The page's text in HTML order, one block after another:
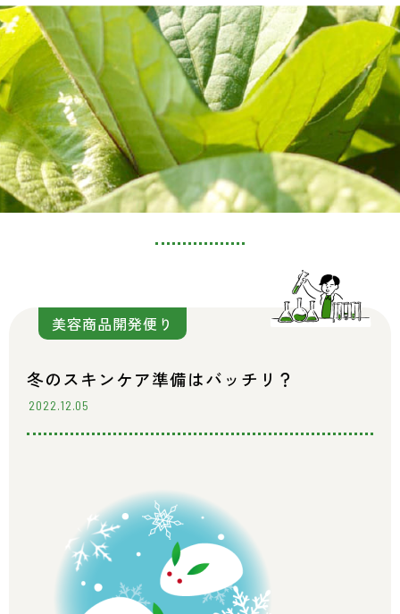
美容商品開発便り
冬のスキンケア準備はバッチリ？
2022.12.05